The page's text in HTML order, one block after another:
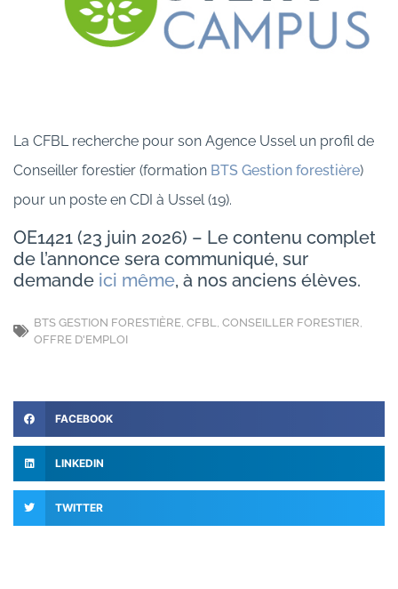
La CFBL recherche pour son Agence Ussel un profil de
Conseiller forestier (formation BTS Gestion forestière)
pour un poste en CDI à Ussel (19).
OE1421 (23 juin 2026) – Le contenu complet
de l’annonce sera communiqué, sur
demande ici même, à nos anciens élèves.
BTS GESTION FORESTIÈRE, CFBL, CONSEILLER FORESTIER,
OFFRE D'EMPLOI
FACEBOOK
LINKEDIN
TWITTER